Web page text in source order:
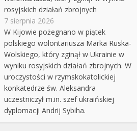
rosyjskich działań zbrojnych
7 sierpnia 2026
W Kijowie pożegnano w piątek
polskiego wolontariusza Marka Ruska-
Wolskiego, który zginął w Ukrainie w
wyniku rosyjskich działań zbrojnych. W
uroczystości w rzymskokatolickiej
konkatedrze św. Aleksandra
uczestniczył m.in. szef ukraińskiej
dyplomacji Andrij Sybiha.